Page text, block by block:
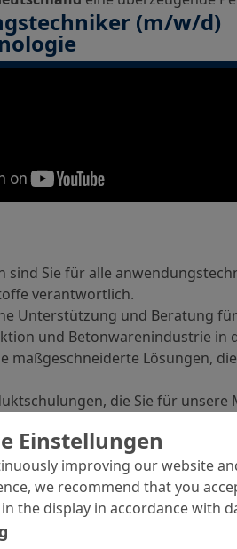
(m/w/d)
sind Sie für alle
verantwortlich.
Unterstützung und Beratung
und Betonwarenindustrie in
maßgeschneiderte Lösungen,
die Sie für
der Entwicklung neuer
bei.
Ausbildung
Einstellungen
improving our website
we recommend that you
the display in accordance with